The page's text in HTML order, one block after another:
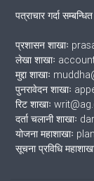
पत्राचार गर्दा
प्रशासन शाखाः
लेखा शाखाः
मुद्दा शाखाः
पुनरावेदन शाखाः
रिट शाखाः
दर्ता चलानी शाखाः
योजना महाशाखाः
सूचना प्रविधि